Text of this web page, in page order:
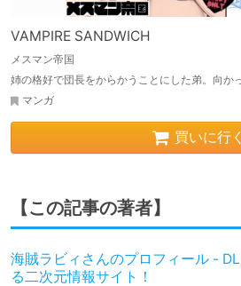
VAMPIRE SANDWICH
メスマン帝国
姉の格好で団長をからかうことにした弟。向か
マンガ
買いに行く
【この記事の著者】
海賊ラビィさんのプロフィール -
る二次元情報サイト！